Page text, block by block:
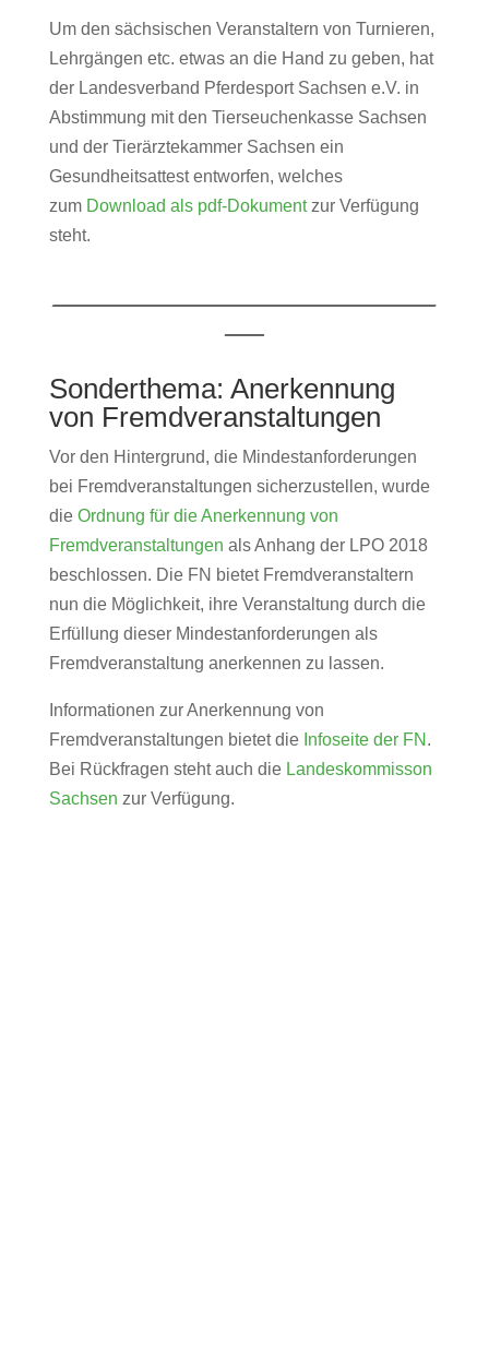
Um den sächsischen Veranstaltern von Turnieren,
Lehrgängen etc. etwas an die Hand zu geben, hat
der Landesverband Pferdesport Sachsen e.V. in
Abstimmung mit den Tierseuchenkasse Sachsen
und der Tierärztekammer Sachsen ein
Gesundheitsattest entworfen, welches
zum Download als pdf-Dokumentzur Verfügung
steht.
Sonderthema: Anerkennung
von Fremdveranstaltungen
Vor den Hintergrund, die Mindestanforderungen
bei Fremdveranstaltungen sicherzustellen, wurde
die Ordnung für die Anerkennung von
Fremdveranstaltungen als Anhang der LPO 2018
beschlossen. Die FN bietet Fremdveranstaltern
nun die Möglichkeit, ihre Veranstaltung durch die
Erfüllung dieser Mindestanforderungen als
Fremdveranstaltung anerkennen zu lassen.
Informationen zur Anerkennung von
Fremdveranstaltungen bietet die Infoseite der FN .
Bei Rückfragen steht auch die Landeskommisson
Sachsen zur Verfügung.